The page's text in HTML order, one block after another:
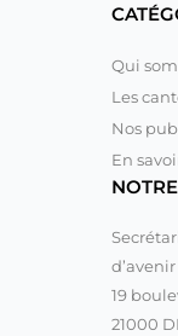
Qui
Les
Nos
En
d’avenir
19
21000